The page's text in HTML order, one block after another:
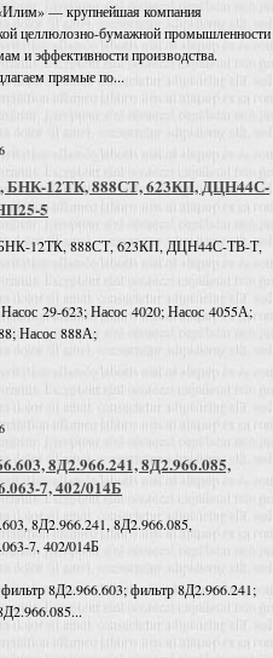
— крупнейшая компания
целлюлозно-бумажной промышленности
и эффективности производства.
прямые по...
БНК-12ТК, 888СТ, 623КП, ДЦН44С-
5
12ТК, 888СТ, 623КП, ДЦН44С-ТВ-Т,
29-623; Насос 4020; Насос 4055А;
Насос 888А;
8Д2.966.241, 8Д2.966.085,
7, 402/014Б
8Д2.966.241, 8Д2.966.085,
7, 402/014Б
8Д2.966.603; фильтр 8Д2.966.241;